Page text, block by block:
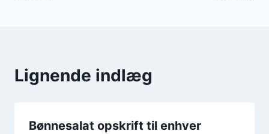
Lignende indlæg
Bønnesalat opskrift til enhver